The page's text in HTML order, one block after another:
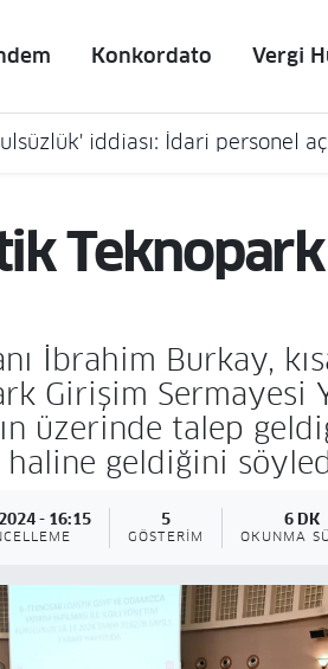
Konkordato Vergi
iddiası: İdari personel
Teknopark
İbrahim Burkay,
Girişim Sermayesi
üzerinde talep
haline geldiğini
- 16:15 5
GÖSTERIM
6 DK
OKUNMA